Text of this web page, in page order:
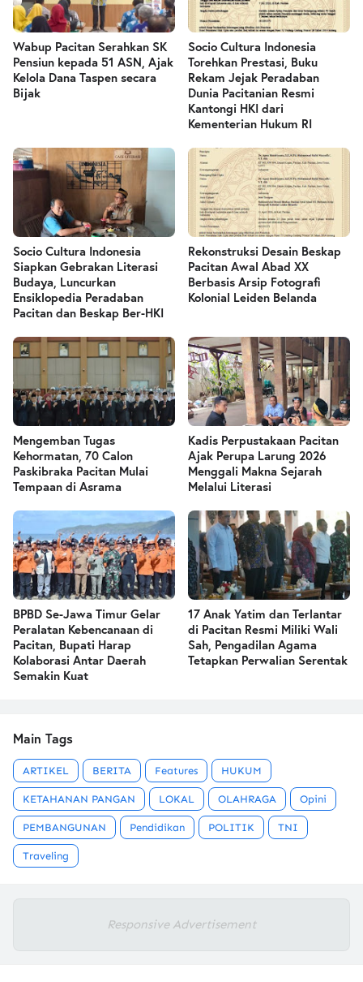
Wabup Pacitan Serahkan SK
Pensiun kepada 51 ASN, Ajak
Kelola Dana Taspen secara
Bijak
Socio Cultura Indonesia
Torehkan Prestasi, Buku
Rekam Jejak Peradaban
Dunia Pacitanian Resmi
Kantongi HKI dari
Kementerian Hukum RI
Socio Cultura Indonesia
Siapkan Gebrakan Literasi
Budaya, Luncurkan
Ensiklopedia Peradaban
Pacitan dan Beskap Ber-HKI
Rekonstruksi Desain Beskap
Pacitan Awal Abad XX
Berbasis Arsip Fotografi
Kolonial Leiden Belanda
Mengemban Tugas
Kehormatan, 70 Calon
Paskibraka Pacitan Mulai
Tempaan di Asrama
Kadis Perpustakaan Pacitan
Ajak Perupa Larung 2026
Menggali Makna Sejarah
Melalui Literasi
BPBD Se-Jawa Timur Gelar
Peralatan Kebencanaan di
Pacitan, Bupati Harap
Kolaborasi Antar Daerah
Semakin Kuat
17 Anak Yatim dan Terlantar
di Pacitan Resmi Miliki Wali
Sah, Pengadilan Agama
Tetapkan Perwalian Serentak
Main Tags
ARTIKEL BERITA Features HUKUM
KETAHANAN PANGAN LOKAL OLAHRAGA Opini
PEMBANGUNAN Pendidikan POLITIK TNI
Traveling
Responsive Advertisement